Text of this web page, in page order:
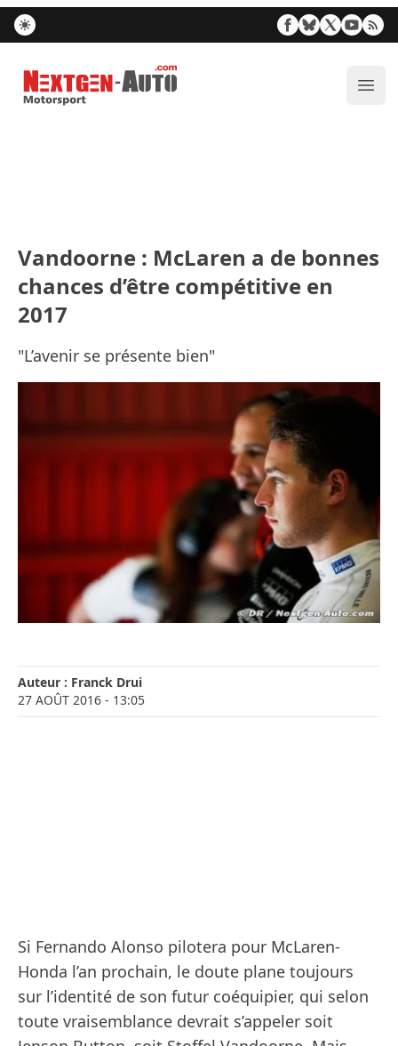
Nextgen-Auto.com
Vandoorne : McLaren a de bonnes
chances d’être compétitive en
2017
"L’avenir se présente bien"
Auteur : Franck Drui
27 AOÛT 2016 - 13:05
Si Fernando Alonso pilotera pour McLaren-
Honda l’an prochain, le doute plane toujours
sur l’identité de son futur coéquipier, qui selon
toute vraisemblance devrait s’appeler soit